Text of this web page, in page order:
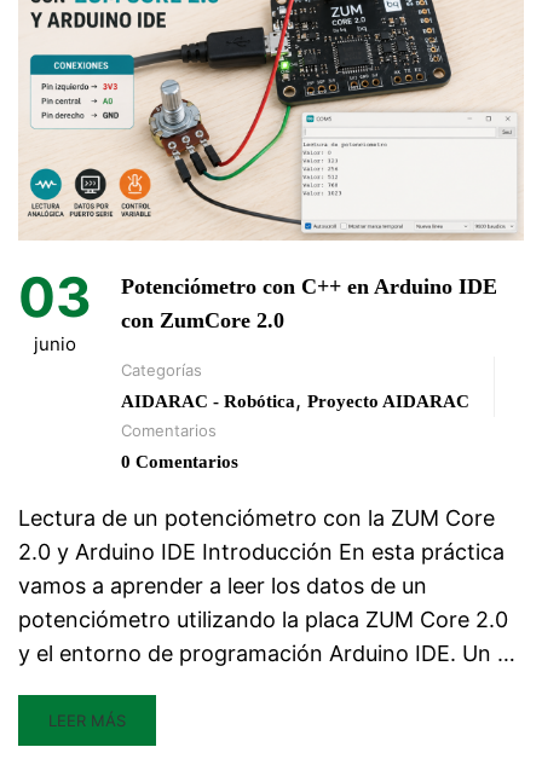
03
junio
Potenciómetro con C++ en Arduino IDE
con ZumCore 2.0
Categorías
AIDARAC - Robótica, Proyecto AIDARAC
Comentarios
0 Comentarios
Lectura de un potenciómetro con la ZUM Core
2.0 y Arduino IDE Introducción En esta práctica
vamos a aprender a leer los datos de un
potenciómetro utilizando la placa ZUM Core 2.0
y el entorno de programación Arduino IDE. Un …
LEER MÁS